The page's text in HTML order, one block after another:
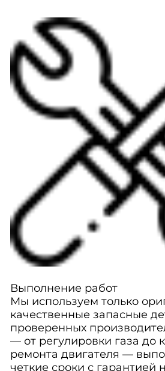
Выполнение работ
Мы используем только
качественные запасные
проверенных
— от регулировки газа до
ремонта двигателя —
четкие сроки с гарантией